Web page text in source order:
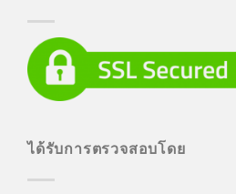
ได้รับการตรวจสอบโดย